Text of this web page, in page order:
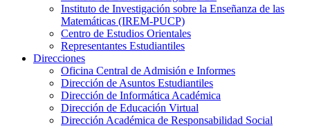
Instituto de Investigación sobre la Enseñanza de las
Matemáticas (IREM-PUCP)
Centro de Estudios Orientales
Representantes Estudiantiles
Direcciones
Oficina Central de Admisión e Informes
Dirección de Asuntos Estudiantiles
Dirección de Informática Académica
Dirección de Educación Virtual
Dirección Académica de Responsabilidad Social